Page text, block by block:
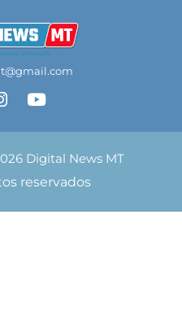
Digital News MT
reservados